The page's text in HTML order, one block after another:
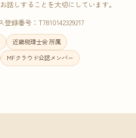
話しすることを大切にしています。
登録番号：T7810142329217
近畿税理士会 所属
MFクラウド公認メンバー